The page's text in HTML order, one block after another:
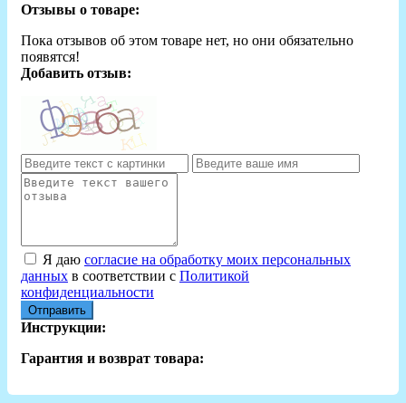
Отзывы о товаре:
Пока отзывов об этом товаре нет, но они обязательно
появятся!
Добавить отзыв:
Я даю согласие на обработку моих персональных
данных в соответствии с Политикой
конфиденциальности
Отправить
Инструкции:
Гарантия и возврат товара: